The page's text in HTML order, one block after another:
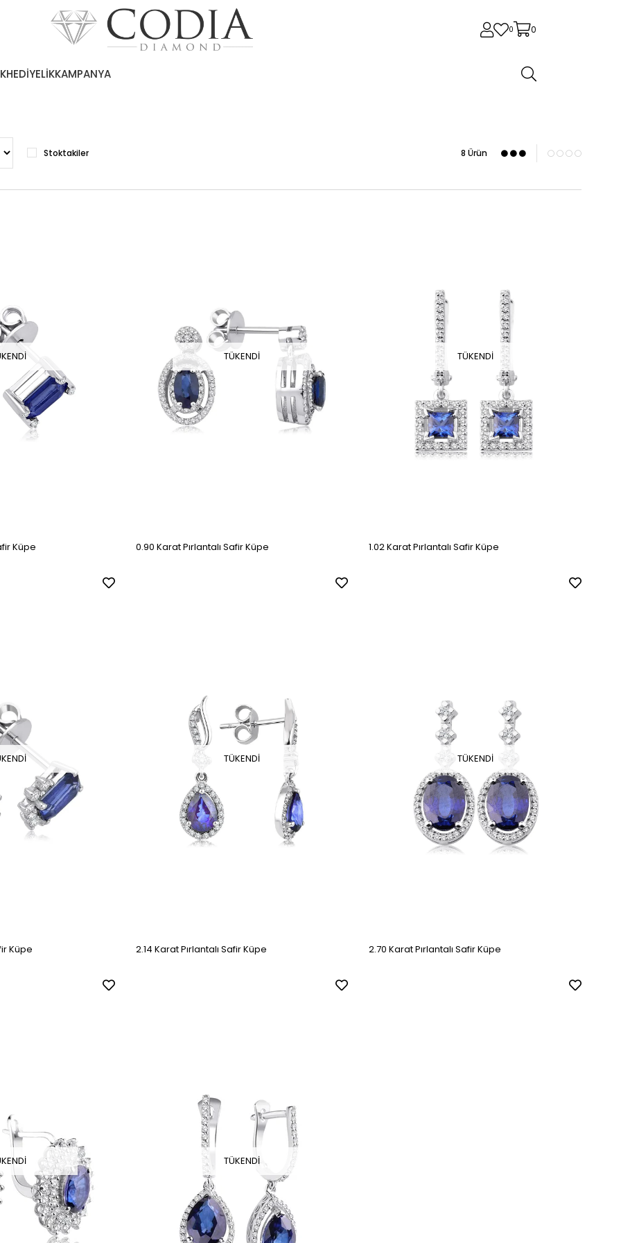
0 0
HEDİYELİKKAMPANYA
Stoktakiler 8 Ürün
Küpe
TÜKENDI
0.90 Karat Pırlantalı Safir Küpe
TÜKENDI
1.02 Karat Pırlantalı Safir Küpe
Küpe
TÜKENDI
2.14 Karat Pırlantalı Safir Küpe
TÜKENDI
2.70 Karat Pırlantalı Safir Küpe
TÜKENDI